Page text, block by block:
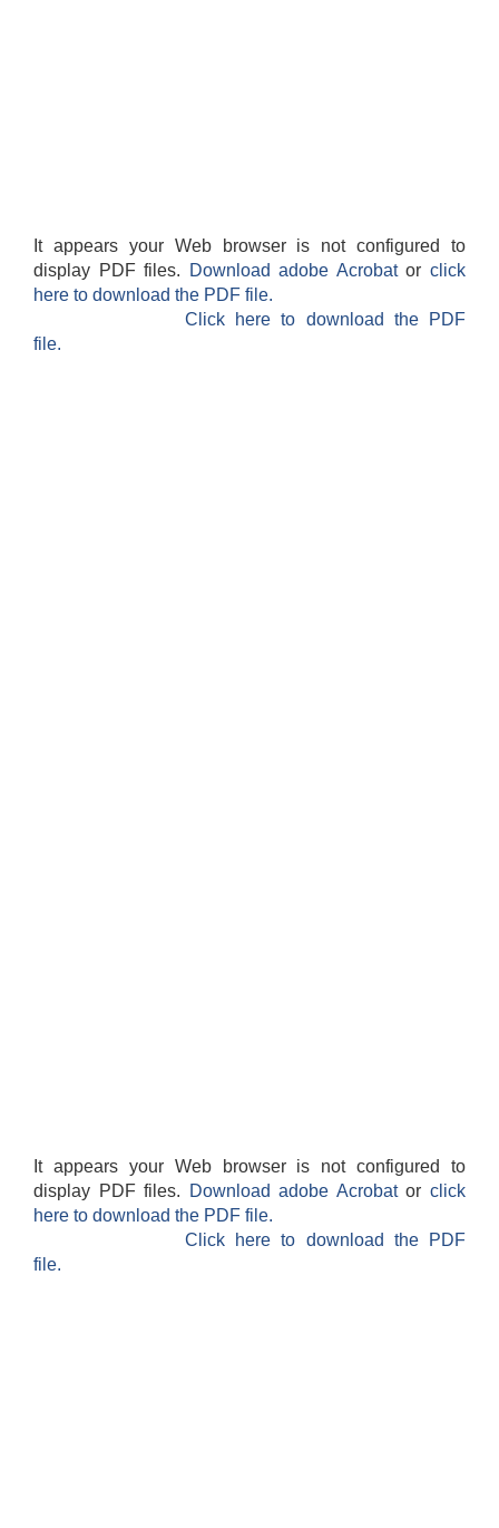
It appears your Web browser is not configured to
display PDF files.
Download adobe Acrobatorclick
here to download the PDF file.
Click here to download the PDF
file.
It appears your Web browser is not configured to
display PDF files.
Download adobe Acrobatorclick
here to download the PDF file.
Click here to download the PDF
file.